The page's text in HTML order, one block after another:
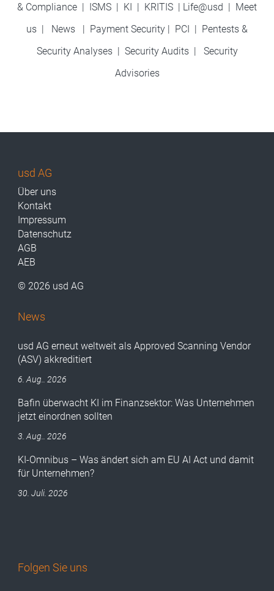
& Compliance | ISMS | KI | KRITIS | Life@usd | Meet
us | News | Payment Security | PCI | Pentests &
Security Analyses | Security Audits| Security
Advisories
usd AG
Über uns
Kontakt
Impressum
Datenschutz
AGB
AEB
© 2026 usd AG
News
usd AG erneut weltweit als Approved Scanning Vendor
(ASV) akkreditiert
6. Aug.. 2026
Bafin überwacht KI im Finanzsektor: Was Unternehmen
jetzt einordnen sollten
3. Aug.. 2026
KI-Omnibus – Was ändert sich am EU AI Act und damit
für Unternehmen?
30. Juli. 2026
Folgen Sie uns